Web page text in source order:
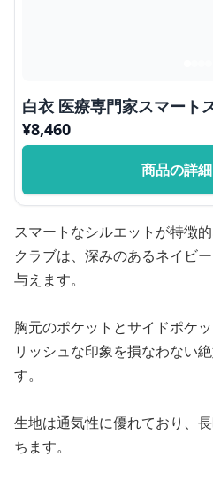
白衣 医療専門家スマート
¥8,460
商品の詳
スマートなシルエットが特徴
クラブは、深みのあるネイビ
与えます。
胸元のポケットとサイドポケ
リッシュな印象を損なわない
す。
生地は通気性に優れており、
ちます。